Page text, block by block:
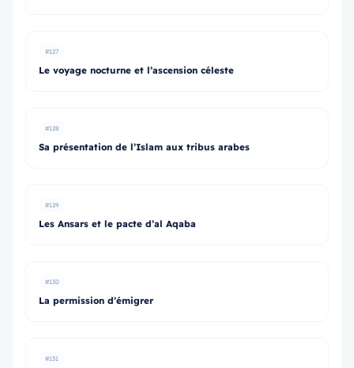
#127
Le voyage nocturne et l’ascension céleste
#128
Sa présentation de l’Islam aux tribus arabes
#129
Les Ansars et le pacte d’al Aqaba
#130
La permission d’émigrer
#131